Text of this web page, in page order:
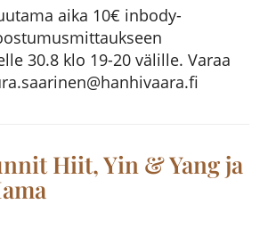
aika 10€ inbody-
30.8 klo 19-20 välille. Varaa
Hiit, Yin & Yang ja